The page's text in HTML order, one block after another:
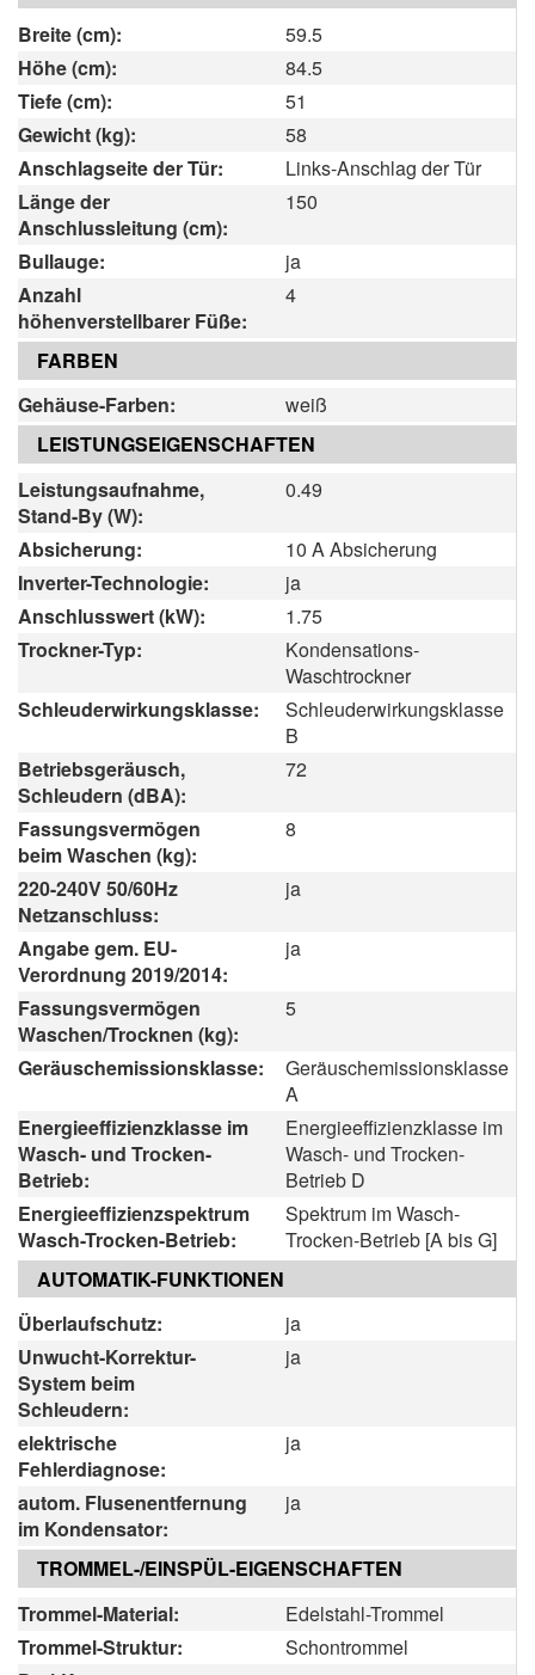
Breite (cm):
59.5
Höhe (cm):
84.5
Tiefe (cm):
51
Gewicht (kg):
58
Anschlagseite der Tür:
Links-Anschlag der Tür
Länge der
Anschlussleitung (cm):
150
Bullauge:
ja
Anzahl
höhenverstellbarer Füße:
4
FARBEN
Gehäuse-Farben:
weiß
LEISTUNGSEIGENSCHAFTEN
Leistungsaufnahme,
Stand-By (W):
0.49
Absicherung:
10 A Absicherung
Inverter-Technologie:
ja
Anschlusswert (kW):
1.75
Trockner-Typ:
Kondensations-
Waschtrockner
Schleuderwirkungsklasse:
Schleuderwirkungsklasse
B
Betriebsgeräusch,
Schleudern (dBA):
72
Fassungsvermögen
beim Waschen (kg):
8
220-240V 50/60Hz
Netzanschluss:
ja
Angabe gem. EU-
Verordnung 2019/2014:
ja
Fassungsvermögen
Waschen/Trocknen (kg):
5
Geräuschemissionsklasse:
Geräuschemissionsklasse
A
Energieeffizienzklasse im
Wasch- und Trocken-
Betrieb:
Energieeffizienzklasse im
Wasch- und Trocken-
Betrieb D
Energieeffizienzspektrum
Wasch-Trocken-Betrieb:
Spektrum im Wasch-
Trocken-Betrieb [A bis G]
AUTOMATIK-FUNKTIONEN
Überlaufschutz:
ja
Unwucht-Korrektur-
System beim
Schleudern:
ja
elektrische
Fehlerdiagnose:
ja
autom. Flusenentfernung
im Kondensator:
ja
TROMMEL-/EINSPÜL-EIGENSCHAFTEN
Trommel-Material:
Edelstahl-Trommel
Trommel-Struktur:
Schontrommel